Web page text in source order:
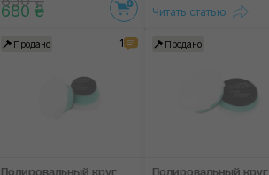
680 ₴ Читать статью
Продано 1 Продано